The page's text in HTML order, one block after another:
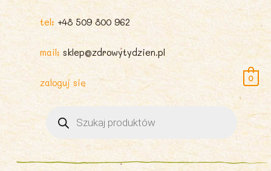
tel: +48 509 800 962
mail: sklep@zdrowytydzien.pl
zaloguj się
produktów
0